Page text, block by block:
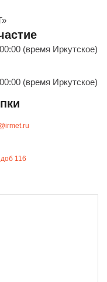
информацию
(время Иркутское)
(время Иркутское)
116